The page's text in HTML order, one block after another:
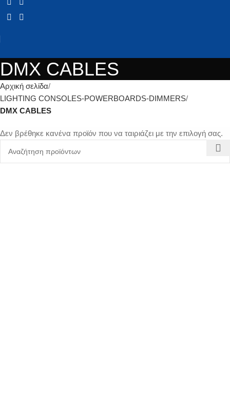
DMX CABLES
Αρχική σελίδα
LIGHTING CONSOLES-POWERBOARDS-DIMMERS
DMX CABLES
Δεν βρέθηκε κανένα προϊόν που να ταιριάζει με την επιλογή σας.